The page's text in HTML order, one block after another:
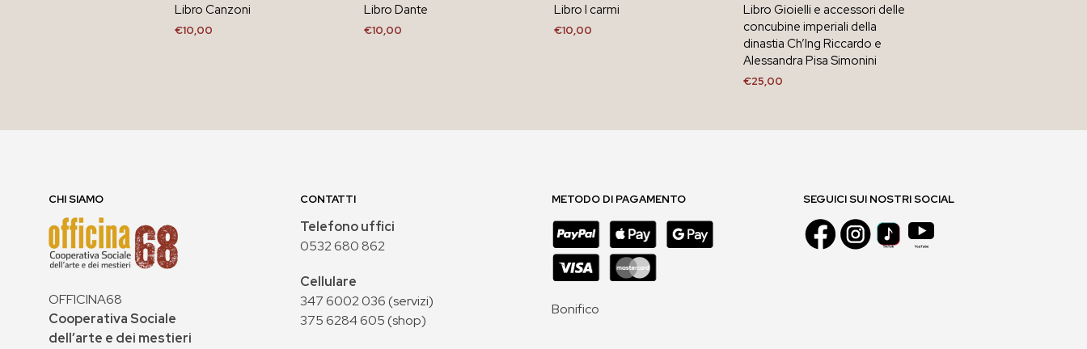
Libro Canzoni
€10,00
Libro Dante
€10,00
Libro I carmi
€10,00
Libro Gioielli e accessori delle
concubine imperiali della
dinastia Ch’Ing Riccardo e
Alessandra Pisa Simonini
€25,00
CHI SIAMO
OFFICINA68
Cooperativa Sociale
dell’arte e dei mestieri
CONTATTI
Telefono uffici
0532 680 862
Cellulare
347 6002 036 (servizi)
375 6284 605 (shop)
METODO DI PAGAMENTO
Bonifico
SEGUICI SUI NOSTRI SOCIAL